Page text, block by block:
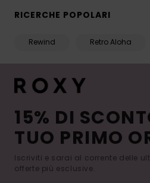
RICERCHE POPOLARI
Rewind Retro Aloha
15% DI
TUO PRIMO
Iscriviti e sarai al corrente delle
offerte più esclusive.